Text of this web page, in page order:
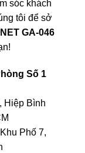
sóc khách
tôi để sở
GA-046
Số 1
Hiệp Bình
Phố 7,